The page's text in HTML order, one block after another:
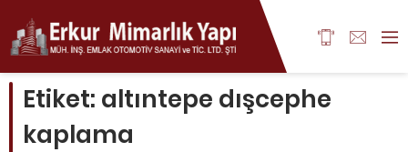
Etiket: altıntepe dışcephe
kaplama